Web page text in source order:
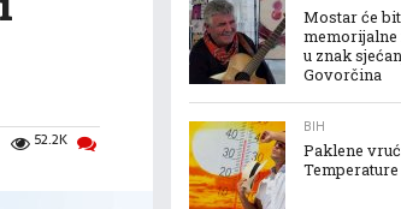
52.2K
Mostar će
memorijalne
u znak
Govorčina
BIH
Paklene
Temperature